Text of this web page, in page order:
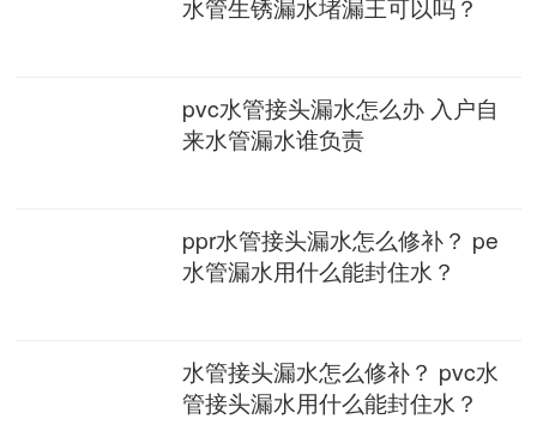
pvc水管接头漏水怎么办 入户自
来水管漏水谁负责
ppr水管接头漏水怎么修补？ pe
水管漏水用什么能封住水？
水管接头漏水怎么修补？ pvc水
管接头漏水用什么能封住水？